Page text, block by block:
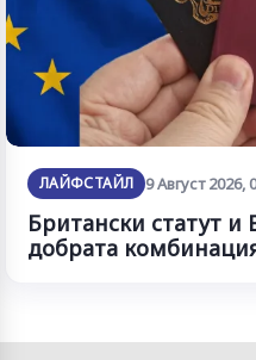
ЛАЙФСТАЙЛ 9 Август 2026,
Британски статут и
добрата